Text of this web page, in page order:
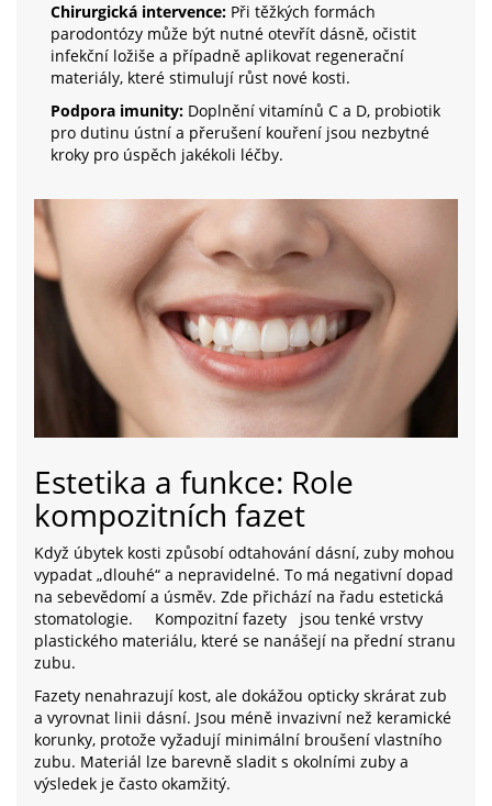
Chirurgická intervence: Při těžkých formách
parodontózy může být nutné otevřít dásně, očistit
infekční ložiše a případně aplikovat regenerační
materiály, které stimulují růst nové kosti.
Podpora imunity: Doplnění vitamínů C a D, probiotik
pro dutinu ústní a přerušení kouření jsou nezbytné
kroky pro úspěch jakékoli léčby.
Estetika a funkce: Role
kompozitních fazet
Když úbytek kosti způsobí odtahování dásní, zuby mohou
vypadat „dlouhé“ a nepravidelné. To má negativní dopad
na sebevědomí a úsměv. Zde přichází na řadu estetická
stomatologie.
Kompozitní fazety
jsou tenké vrstvy
plastického materiálu, které se nanášejí na přední stranu
zubu.
Fazety nenahrazují kost, ale dokážou opticky skrárat zub
a vyrovnat linii dásní. Jsou méně invazivní než keramické
korunky, protože vyžadují minimální broušení vlastního
zubu. Materiál lze barevně sladit s okolními zuby a
výsledek je často okamžitý.